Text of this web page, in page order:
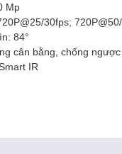
Mp
30fps;
84°
cân bằng, chống
IR